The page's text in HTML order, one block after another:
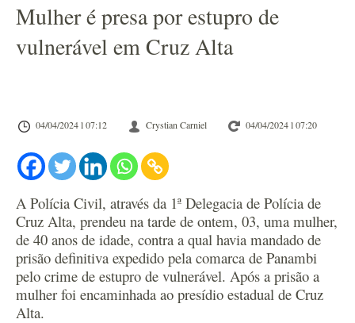
Mulher é presa por estupro de
vulnerável em Cruz Alta
04/04/2024 l 07:12 Crystian Carniel 04/04/2024 l 07:20
A Polícia Civil, através da 1ª Delegacia de Polícia de
Cruz Alta, prendeu na tarde de ontem, 03, uma mulher,
de 40 anos de idade, contra a qual havia mandado de
prisão definitiva expedido pela comarca de Panambi
pelo crime de estupro de vulnerável. Após a prisão a
mulher foi encaminhada ao presídio estadual de Cruz
Alta.